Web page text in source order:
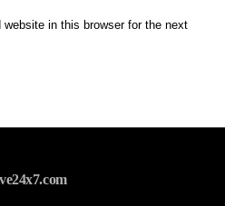
in this browser for the next